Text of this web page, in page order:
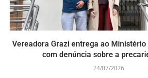
Vereadora Grazi entrega ao
com denúncia sobre a
24/07/2026